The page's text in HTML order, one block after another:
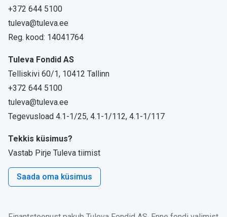
+372 644 5100
tuleva@tuleva.ee
Reg. kood: 14041764
Tuleva Fondid AS
Telliskivi 60/1, 10412 Tallinn
+372 644 5100
tuleva@tuleva.ee
Tegevusload 4.1-1/25, 4.1-1/112, 4.1-1/117
Tekkis küsimus?
Vastab Pirje Tuleva tiimist
Saada oma küsimus